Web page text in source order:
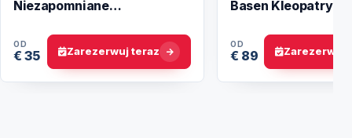
Niezapomniane
OD
€ 35 Zarezerwuj teraz
Basen Kleopatry i
OD
€ 89 Zarezerwuj